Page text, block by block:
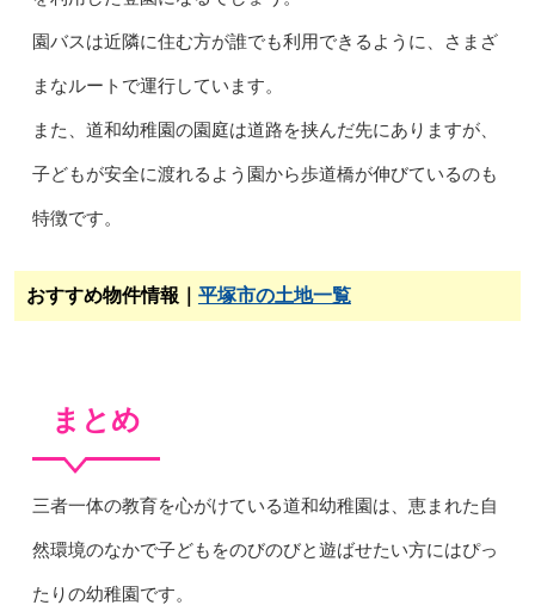
園バスは近隣に住む方が誰でも利用できるように、さまざ
まなルートで運行しています。
また、道和幼稚園の園庭は道路を挟んだ先にありますが、
子どもが安全に渡れるよう園から歩道橋が伸びているのも
特徴です。
おすすめ物件情報｜ 平塚市の土地一覧
まとめ
三者一体の教育を心がけている道和幼稚園は、恵まれた自
然環境のなかで子どもをのびのびと遊ばせたい方にはぴっ
たりの幼稚園です。